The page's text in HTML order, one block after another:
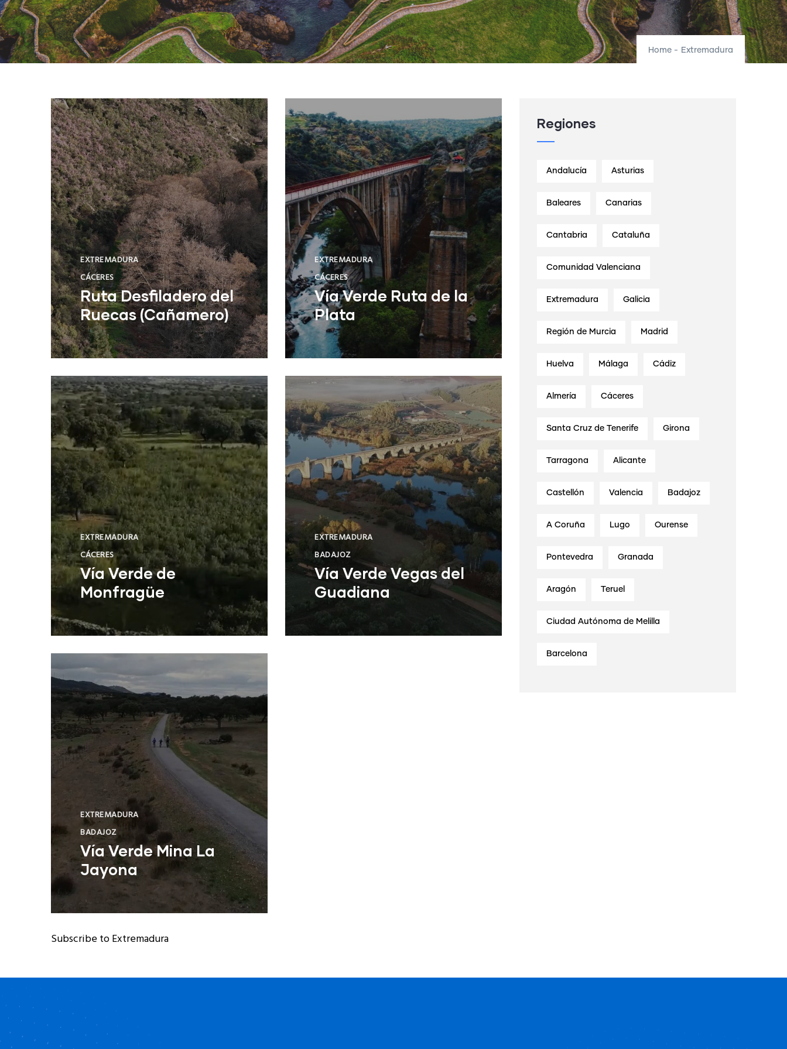
Home - Extremadura
EXTREMADURA
CÁCERES
Ruta Desfiladero del
Ruecas (Cañamero)
Leer Más
EXTREMADURA
CÁCERES
Vía Verde Ruta de la
Plata
EXTREMADURA
CÁCERES
Vía Verde de
Monfragüe
Leer Más
EXTREMADURA
BADAJOZ
Vía Verde Vegas del
Guadiana
EXTREMADURA
BADAJOZ
Vía Verde Mina La
Jayona
Subscribe to Extremadura
Regiones
Andalucía Asturias
Baleares Canarias
Cantabria Cataluña
Comunidad Valenciana
Extremadura Galicia
Región de Murcia Madrid
Huelva Málaga Cádiz
Almería Cáceres
Santa Cruz de Tenerife Girona
Tarragona Alicante
Castellón Valencia Badajoz
A Coruña Lugo Ourense
Pontevedra Granada
Aragón Teruel
Ciudad Autónoma de Melilla
Barcelona